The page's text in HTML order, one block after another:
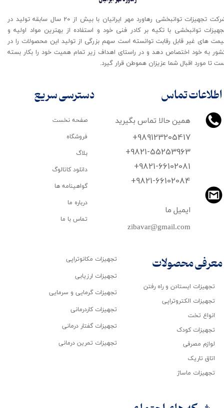
اطلاعات تماس
همین حالا تماس بگیرید
+989123205417
+9821-55253963
+9821-66102081
​​​​​​​+9821-66102084
zibavar@gmail.com
ایمیل ما
شرکت تجهیزات توانبخشی رهاورد مهر ایرانیان با بیش از 20 سال سابقه تولید در
توانبخشی با تکیه بر کادر فنی خود و استفاده از بهترین مواد اولیه و
های غیر قابل رقابت توانسته است سهم بزرگی از تولید این محصولات را در
به خود اختصاص دهد و در راستای اهداف زیر تمام همیت خود را بکار بسته
تا مورد اقبال شما عزیزان هموطن قرار گیرد​​​​​​​.
تجهیزات ایستادن و راه رفتن
تجهیزات الکتروتراپی
انواع تخت
تجهیزات کودک
لوازم مصرفی
اتاق تاریک
تجهیزات ماساژ
صفحه نخست
فروشگاه
بلاگ
دانلود کاتالوگ
گواهینامه ها
درباره ما
تماس با ما
تجهیزات مکانوتراپی
تجهیزات ارزیابی
تجهیزات گرمایی و سرمایی
تجهیزات کاردرمانی
تجهیزات گفتار درمانی
تجهیزات تمرین درمانی
دسترسی سریع
معرفی محصولات